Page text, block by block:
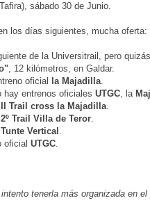
sábado 30 de Junio.
los días siguientes, mucha oferta:
de la Universitrail, pero
, 12 kilómetros, en Galdar.
oficial
la Majadilla.
hay entrenos oficiales UTGC, la
II Trail cross la Majadilla.
2º Trail Villa de Teror.
Tunte Vertical .
oficial UTGC.
tenerla más organizada en